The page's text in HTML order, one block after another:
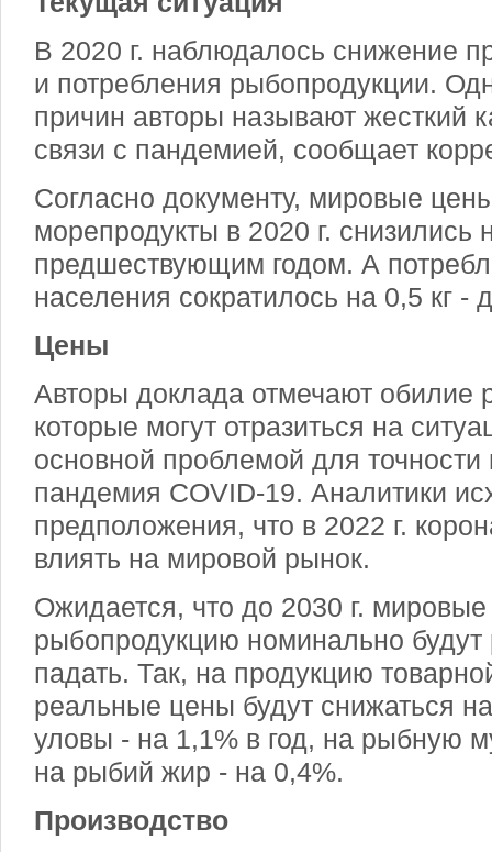
В 2020 г. наблюдалось снижение
и потребления рыбопродукции.
причин авторы называют жесткий
связи с пандемией, сообщает
Согласно документу, мировые
морепродукты в 2020 г.
предшествующим годом. А
населения сократилось на 0,5 кг -
Цены
Авторы доклада отмечают обилие
которые могут отразиться на
основной проблемой для точности
пандемия COVID-19. Аналитики
предположения, что в 2022 г.
влиять на мировой рынок.
Ожидается, что до 2030 г.
рыбопродукцию номинально будут
падать. Так, на продукцию
реальные цены будут снижаться
уловы - на 1,1% в год, на рыбную
на рыбий жир - на 0,4%.
Производство